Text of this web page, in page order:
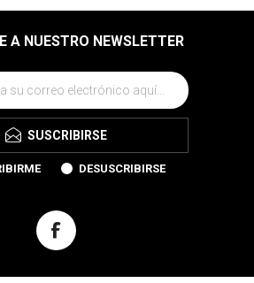
A NUESTRO NEWSLETTER
SUSCRIBIRSE
DESUSCRIBIRSE